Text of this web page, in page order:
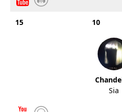
15 10
Sia